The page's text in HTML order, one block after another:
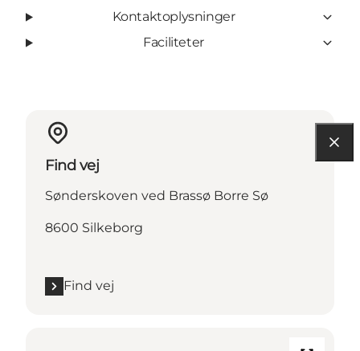
Kontaktoplysninger
Faciliteter
Find vej
Sønderskoven ved Brassø Borre Sø
8600 Silkeborg
Find vej